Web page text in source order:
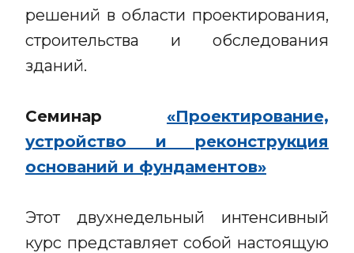
решений в области проектирования,
строительства и обследования
зданий.
Семинар «Проектирование,
устройство и реконструкция
оснований и фундаментов»
Этот двухнедельный интенсивный
курс представляет собой настоящую